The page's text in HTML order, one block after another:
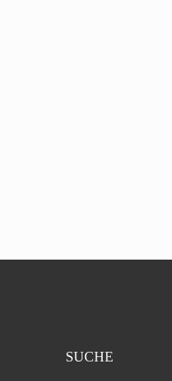
SUCHE